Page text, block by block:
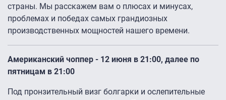
страны. Мы расскажем вам о плюсах и минусах,
проблемах и победах самых грандиозных
производственных мощностей нашего времени.
Американский чоппер - 12 июня в 21:00, далее по
пятницам в 21:00
Под пронзительный визг болгарки и ослепительные